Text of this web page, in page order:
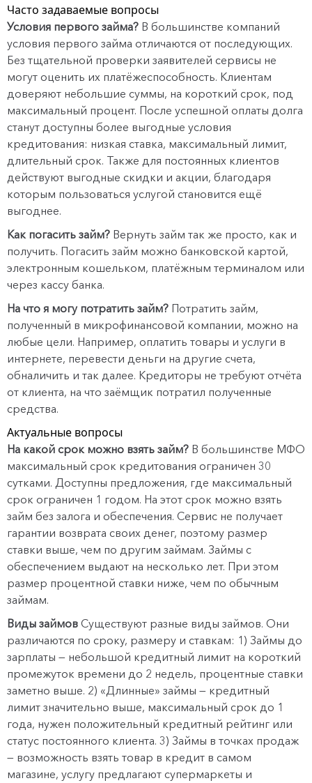
Часто задаваемые вопросы
Условия первого займа? В большинстве компаний
условия первого займа отличаются от последующих.
Без тщательной проверки заявителей сервисы не
могут оценить их платёжеспособность. Клиентам
доверяют небольшие суммы, на короткий срок, под
максимальный процент. После успешной оплаты долга
станут доступны более выгодные условия
кредитования: низкая ставка, максимальный лимит,
длительный срок. Также для постоянных клиентов
действуют выгодные скидки и акции, благодаря
которым пользоваться услугой становится ещё
выгоднее.
Как погасить займ? Вернуть займ так же просто, как и
получить. Погасить займ можно банковской картой,
электронным кошельком, платёжным терминалом или
через кассу банка.
На что я могу потратить займ? Потратить займ,
полученный в микрофинансовой компании, можно на
любые цели. Например, оплатить товары и услуги в
интернете, перевести деньги на другие счета,
обналичить и так далее. Кредиторы не требуют отчёта
от клиента, на что заёмщик потратил полученные
средства.
Актуальные вопросы
На какой срок можно взять займ? В большинстве МФО
максимальный срок кредитования ограничен 30
сутками. Доступны предложения, где максимальный
срок ограничен 1 годом. На этот срок можно взять
займ без залога и обеспечения. Сервис не получает
гарантии возврата своих денег, поэтому размер
ставки выше, чем по другим займам. Займы с
обеспечением выдают на несколько лет. При этом
размер процентной ставки ниже, чем по обычным
займам.
Виды займов Существуют разные виды займов. Они
различаются по сроку, размеру и ставкам: 1) Займы до
зарплаты — небольшой кредитный лимит на короткий
промежуток времени до 2 недель, процентные ставки
заметно выше. 2) «Длинные» займы — кредитный
лимит значительно выше, максимальный срок до 1
года, нужен положительный кредитный рейтинг или
статус постоянного клиента. 3) Займы в точках продаж
— возможность взять товар в кредит в самом
магазине, услугу предлагают супермаркеты и